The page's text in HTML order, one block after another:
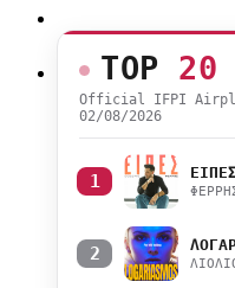
TOP 20
Official IFPI
02/08/2026
1
2